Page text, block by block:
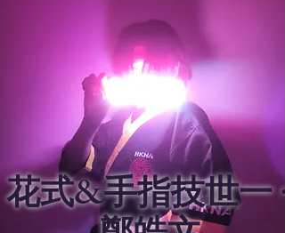
ALVIN CHENG
花式&手指技世一 ·